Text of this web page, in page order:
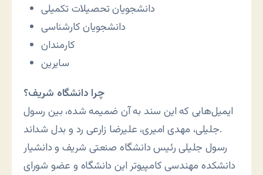
دانشجویان تحصیلات تکمیلی
دانشجویان کارشناسی
کارمندان
سایرین
چرا دانشگاه شریف؟
ایمیل‌هایی که این سند به آن ضمیمه شده، بین رسول
جلیلی، مهدی امیری، علیرضا زارعی رد و بدل شد‌اند.
رسول جلیلی رئیس دانشگاه صنعتی شریف و دانشیار
دانشکده مهندسی کامپیوتر این دانشگاه و عضو شورای